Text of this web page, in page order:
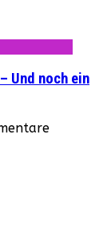
Und noch ein